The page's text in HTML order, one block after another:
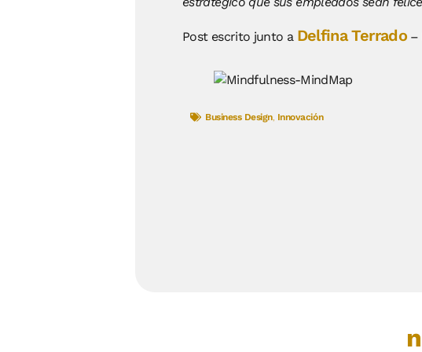
Post escrito junto a Delfina Terrado–
Business Design, Innovación